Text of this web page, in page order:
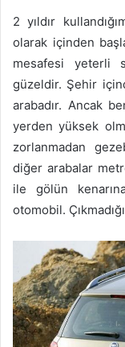
2 yıldır
olarak içinden
mesafesi yeterli
güzeldir. Şehir
arabadır. Ancak
yerden yüksek
zorlanmadan
diğer arabalar
ile gölün
otomobil.